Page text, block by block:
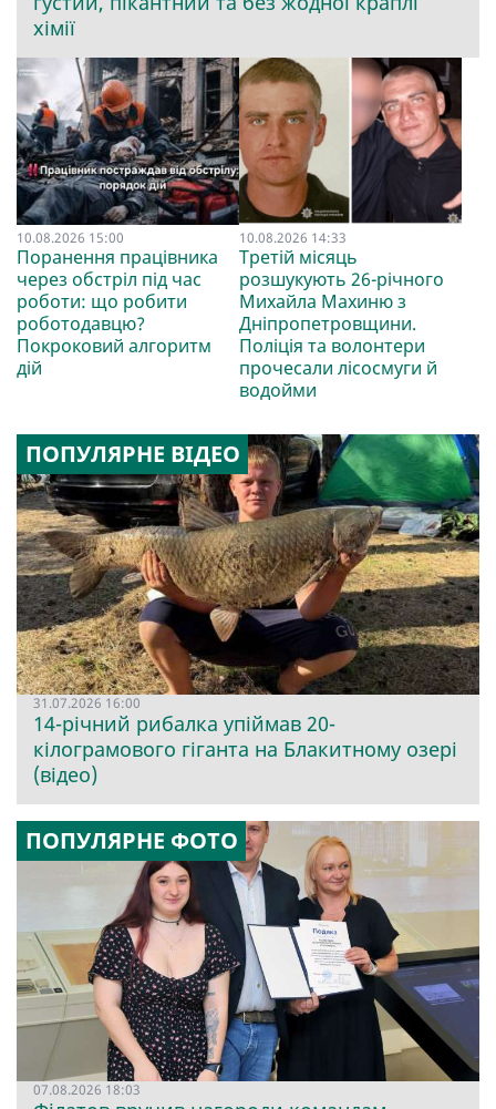
хімії
10.08.2026 15:00
Поранення працівника
через обстріл під час
роботи: що робити
роботодавцю?
Покроковий алгоритм
дій
10.08.2026 14:33
Третій місяць
розшукують 26-річного
Михайла Махиню з
Дніпропетровщини.
Поліція та волонтери
прочесали лісосмуги й
водойми
ПОПУЛЯРНЕ ВІДЕО
31.07.2026 16:00
14-річний рибалка упіймав 20-
кілограмового гіганта на Блакитному озері
(відео)
ПОПУЛЯРНЕ ФОТО
07.08.2026 18:03